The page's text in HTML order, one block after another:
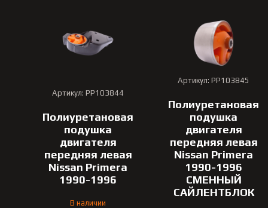
Артикул: PP103844
Полиуретановая
подушка
двигателя
передняя левая
Nissan Primera
1990-1996
В наличии
Артикул: PP103845
Полиуретановая
подушка
двигателя
передняя левая
Nissan Primera
1990-1996
СМЕННЫЙ
САЙЛЕНТБЛОК